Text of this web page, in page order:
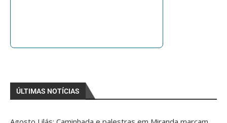
ÚLTIMAS NOTÍCIAS